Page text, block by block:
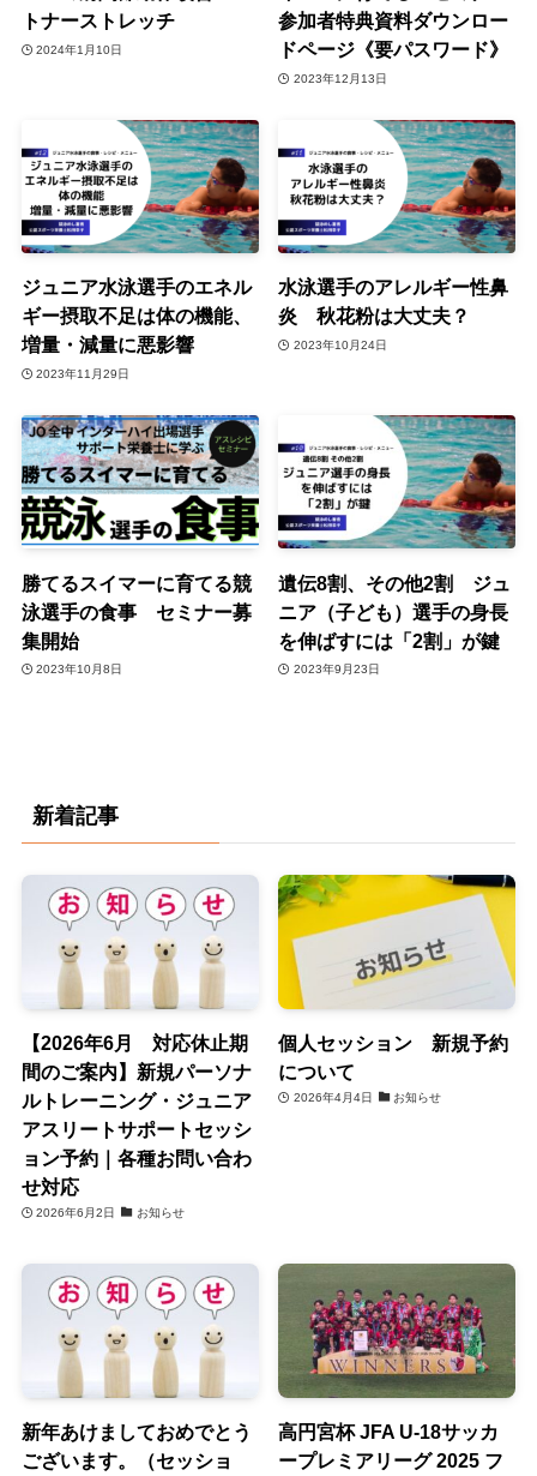
トナーストレッチ
2024年1月10日
参加者特典資料ダウンロー
ドページ《要パスワード》
2023年12月13日
ジュニア水泳選手のエネル
ギー摂取不足は体の機能、
増量・減量に悪影響
2023年11月29日
水泳選手のアレルギー性鼻
炎 秋花粉は大丈夫？
2023年10月24日
勝てるスイマーに育てる競
泳選手の食事 セミナー募
集開始
2023年10月8日
遺伝8割、その他2割 ジュ
ニア（子ども）選手の身長
を伸ばすには「2割」が鍵
2023年9月23日
新着記事
【2026年6月 対応休止期
間のご案内】新規パーソナ
ルトレーニング・ジュニア
アスリートサポートセッシ
ョン予約｜各種お問い合わ
せ対応
2026年6月2日 お知らせ
個人セッション 新規予約
について
2026年4月4日 お知らせ
新年あけましておめでとう
ございます。（セッショ
高円宮杯 JFA U-18サッカ
ープレミアリーグ 2025 フ